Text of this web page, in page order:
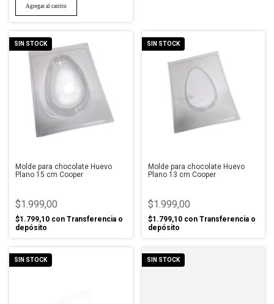
SIN STOCK
Molde para chocolate Huevo
Plano 15 cm Cooper
$1.999,00
$1.799,10 con Transferencia o
depósito
SIN STOCK
Molde para chocolate Huevo
Plano 13 cm Cooper
$1.999,00
$1.799,10 con Transferencia o
depósito
SIN STOCK SIN STOCK